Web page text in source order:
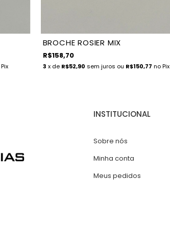
BROCHE ROSIER MIX
R$158,70
3 x de R$52,90 sem juros ou R$150,77 no Pix
INSTITUCIONAL
Sobre nós
Minha conta
Meus pedidos